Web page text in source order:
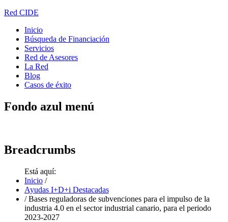
Red CIDE
Inicio
Búsqueda de Financiación
Servicios
Red de Asesores
La Red
Blog
Casos de éxito
Fondo azul menú
Breadcrumbs
Está aquí:
Inicio /
Ayudas I+D+i Destacadas
/ Bases reguladoras de subvenciones para el impulso de la
industria 4.0 en el sector industrial canario, para el periodo
2023-2027